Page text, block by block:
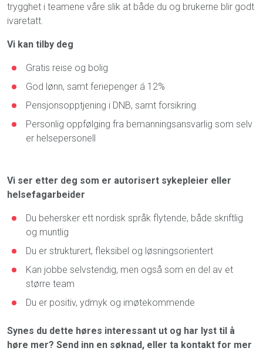
trygghet i teamene våre slik at både du og brukerne blir godt
ivaretatt.
Vi kan tilby deg
Gratis reise og bolig
God lønn, samt feriepenger á 12%
Pensjonsopptjening i DNB, samt forsikring
Personlig oppfølging fra bemanningsansvarlig som selv
er helsepersonell
Vi ser etter deg som er autorisert sykepleier eller
helsefagarbeider
Du behersker ett nordisk språk flytende, både skriftlig
og muntlig
Du er strukturert, fleksibel og løsningsorientert
Kan jobbe selvstendig, men også som en del av et
større team
Du er positiv, ydmyk og imøtekommende
Synes du dette høres interessant ut og har lyst til å
høre mer? Send inn en søknad, eller ta kontakt for mer